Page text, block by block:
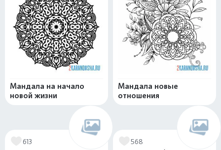
Мандала на начало
новой жизни
Мандала новые
отношения
613 568